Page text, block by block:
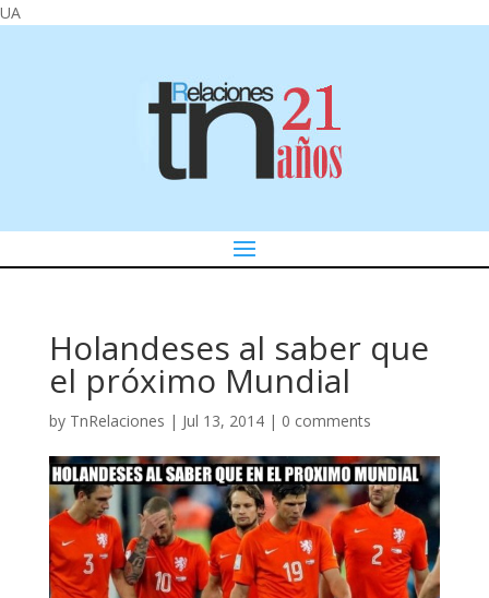
UA
Holandeses al saber que
el próximo Mundial
by TnRelaciones | Jul 13, 2014| 0 comments